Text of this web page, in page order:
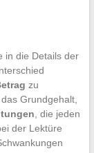
in die Details der
zu
Grundgehalt,
, die jeden
der Lektüre